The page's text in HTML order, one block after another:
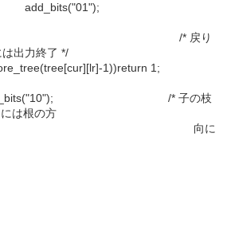
戻り
出力終了 */
1))return 1;
/* 子の枝
は根の方
に